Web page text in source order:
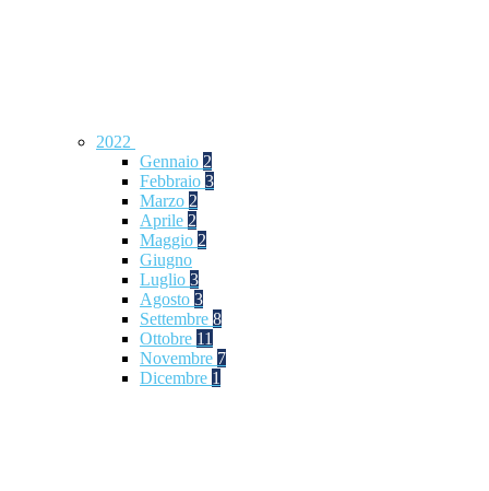
2022
Gennaio 2
Febbraio 3
Marzo 2
Aprile 2
Maggio 2
Giugno
Luglio 3
Agosto 3
Settembre 8
Ottobre 11
Novembre 7
Dicembre 1